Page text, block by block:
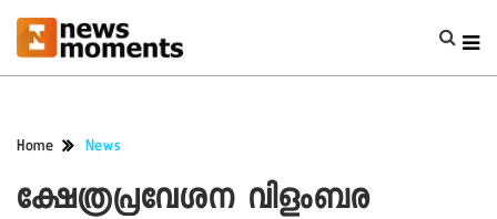
Home News
ക്ഷേത്രപ്രവേശന വിളംബര